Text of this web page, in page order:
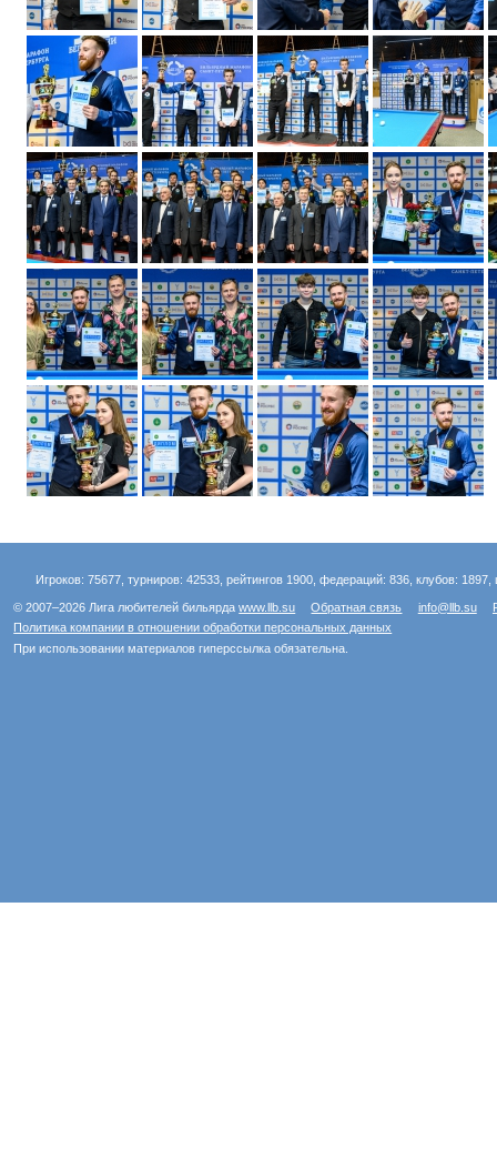
Игроков: 75677, турниров: 42533, рейтингов 1900, федераций: 836, клубов:
© 2007–2026 Лига любителей бильярдаwww.llb.su Обратная связь info@llb.su
Политика компании в отношении обработки персональных данных
При использовании материалов гиперссылка обязательна.